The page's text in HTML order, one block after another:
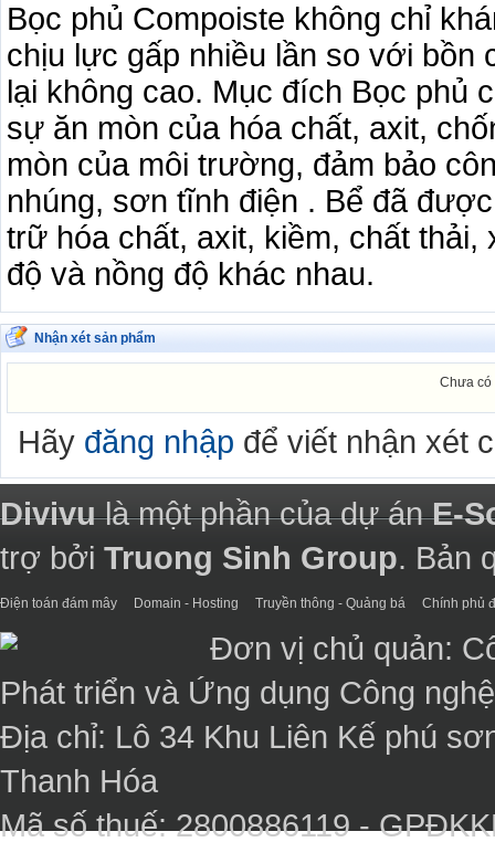
Bọc phủ Compoiste không chỉ
chịu lực gấp nhiều lần so với bồn
lại không cao. Mục đích Bọc phủ
sự ăn mòn của hóa chất, axit,
mòn của môi trường, đảm bảo
nhúng, sơn tĩnh điện . Bể đã
trữ hóa chất, axit, kiềm, chất
độ và nồng độ khác nhau.
Nhận xét sản phẩm
Chưa có
Hãy đăng nhập để viết nhận xét
Divivulà một phần của dự ánE-
trợ bởi Truong Sinh Group. Bản
Điện toán đám mây Domain - Hosting Truyền thông - Quảng bá Chính phủ
Đơn vị chủ quản:
Phát triển và Ứng dụng Công
Địa chỉ: Lô 34 Khu Liên Kế phú
Thanh Hóa
Mã số thuế: 2800886119 -